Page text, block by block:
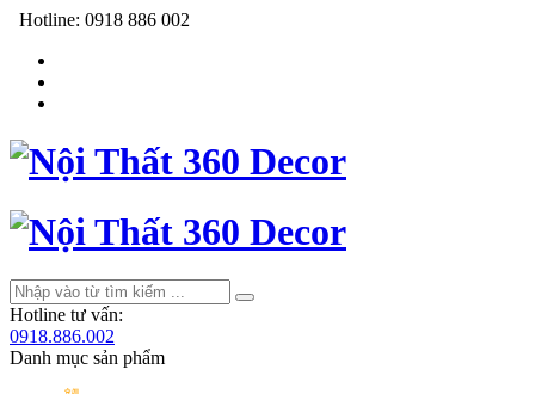
Hotline: 0918 886 002
Hotline tư vấn:
0918.886.002
Danh mục sản phẩm